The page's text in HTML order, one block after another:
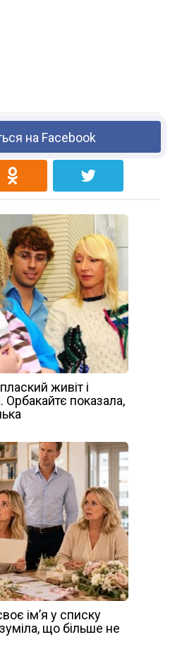
на Facebook
живіт і
показала,
ім’я у списку
що більше не